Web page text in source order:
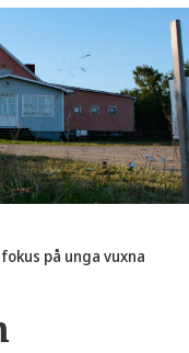
på unga vuxna